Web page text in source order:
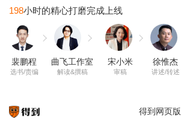
198
裴鹏程
选书/责编
曲飞工作室
解读&撰稿
宋小米
审稿
徐惟杰
讲述/转述
得到网页版